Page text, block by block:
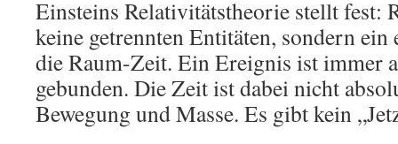
Einsteins Relativitätstheorie stellt fest:
keine getrennten Entitäten, sondern
die Raum-Zeit. Ein Ereignis ist immer
gebunden. Die Zeit ist dabei nicht
Bewegung und Masse. Es gibt kein